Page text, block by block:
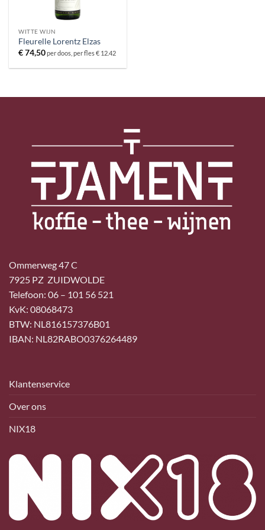
WITTE WIJN
Fleurelle Lorentz Elzas
€74,50per doos, per fles € 12.42
Ommerweg 47 C
7925 PZ ZUIDWOLDE
Telefoon: 06 – 101 56 521
KvK: 08068473
BTW: NL816157376B01
IBAN: NL82RABO0376264489
Klantenservice
Over ons
NIX18